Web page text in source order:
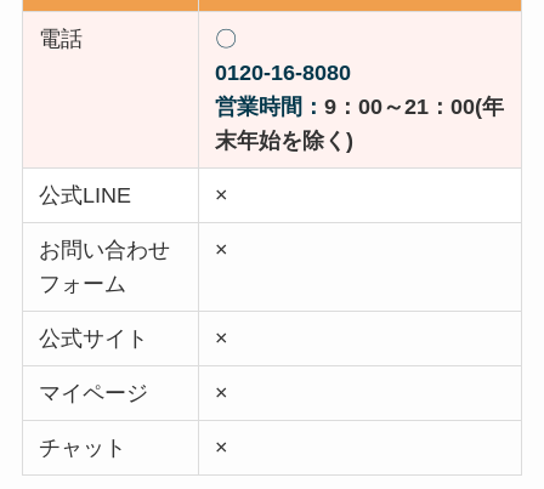
電話
〇
0120-16-8080
営業時間：9：00～21：00(年
末年始を除く)
公式LINE ×
お問い合わせ
フォーム
×
公式サイト ×
マイページ ×
チャット ×